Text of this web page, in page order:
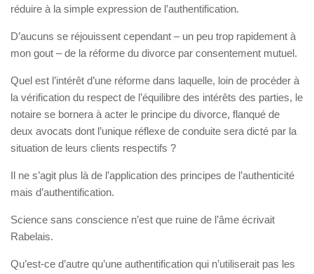
réduire à la simple expression de l’authentification.
D’aucuns se réjouissent cependant – un peu trop rapidement à
mon gout – de la réforme du divorce par consentement mutuel.
Quel est l’intérêt d’une réforme dans laquelle, loin de procéder à
la vérification du respect de l’équilibre des intérêts des parties, le
notaire se bornera à acter le principe du divorce, flanqué de
deux avocats dont l’unique réflexe de conduite sera dicté par la
situation de leurs clients respectifs ?
Il ne s’agit plus là de l’application des principes de l’authenticité
mais d’authentification.
Science sans conscience n’est que ruine de l’âme écrivait
Rabelais.
Qu’est-ce d’autre qu’une authentification qui n’utiliserait pas les